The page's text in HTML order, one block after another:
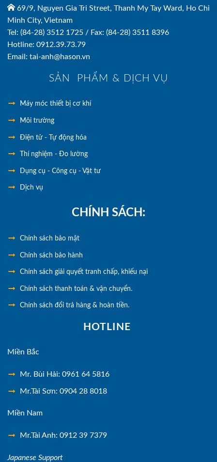
69/9, Nguyen Gia Tri Street, Thanh My Tay Ward, Ho Chi
Minh City, Vietnam
Tel: (84-28) 3512 1725 / Fax: (84-28) 3511 8396
Hotline: 0912.39.73.79
Email: tai-anh@hason.vn
SẢN PHẨM & DỊCH VỤ
Máy móc thiết bị cơ khí
Môi trường
Điện tử - Tự động hóa
Thí nghiệm - Đo lường
Dụng cụ - Công cụ - Vật tư
Dịch vụ
CHÍNH SÁCH:
Chính sách bảo mật
Chính sách bảo hành
Chính sách giải quyết tranh chấp, khiếu nại
Chính sách thanh toán & vận chuyển.
Chính sách đổi trả hàng & hoàn tiền.
HOTLINE
Miền Bắc
Mr. Bùi Hải: 0961 64 5816
Mr.Tài Sơn: 0904 28 8018
Miền Nam
Mr.Tài Anh: 0912 39 7379
Japanese Support